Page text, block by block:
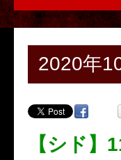
2020年
【シド